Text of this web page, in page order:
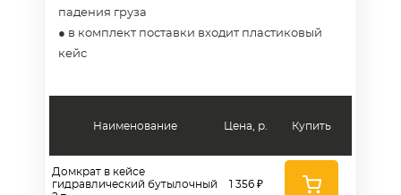
падения груза
● в комплект поставки входит пластиковый
кейс
Наименование
Домкрат в кейсе
гидравлический бутылочный
Цена, р.
1 356 ₽
Купить